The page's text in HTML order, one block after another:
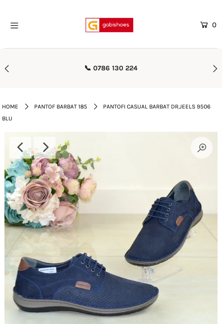
0
📞 0786 130 224
HOME PANTOF BARBAT 185
PANTOFI CASUAL BARBAT DR.JEELS 9506
BLU
Mega Oferte
Barbati
Rieker
Genti
Reduceri
Curele
Lenjerii de Pat
Viziere
Catalog
Contact
Autentificare sau creeaza cont